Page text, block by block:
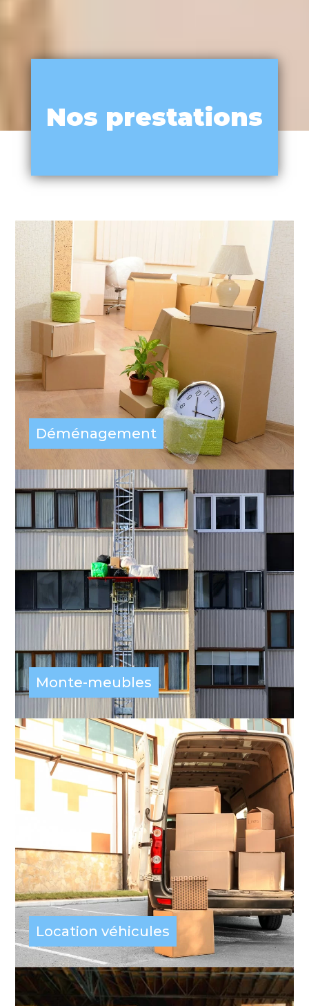
Nos prestations
Déménagement
Monte-meubles
Location véhicules